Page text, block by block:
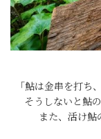
「鮎は金串を打ち
そうしないと鮎
また、活け鮎